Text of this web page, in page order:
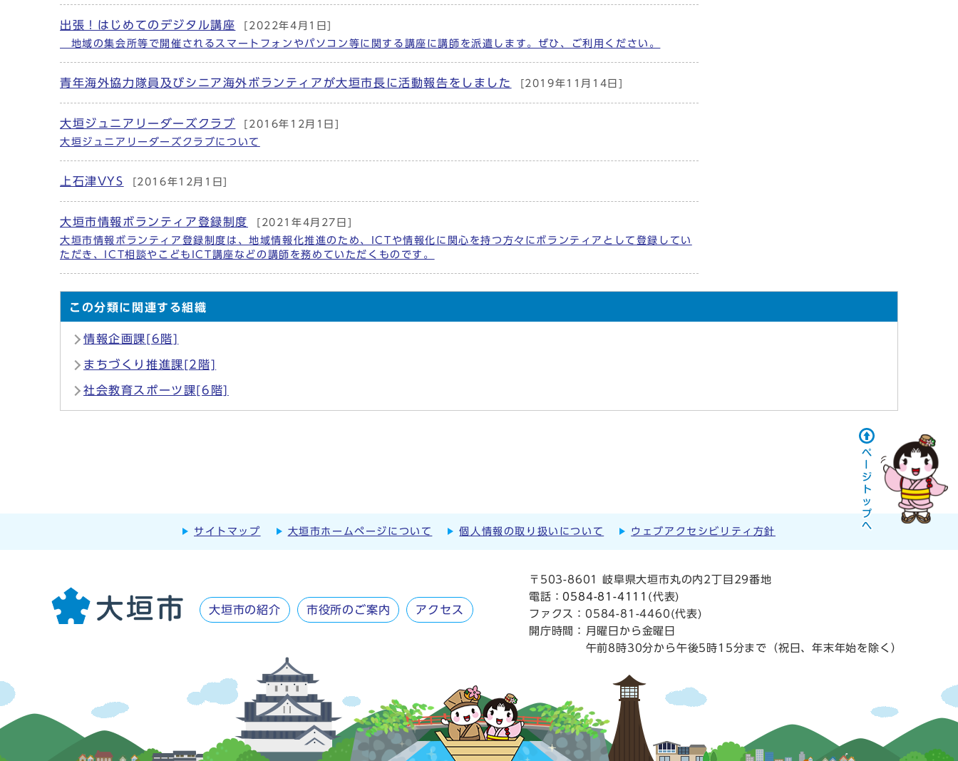
出張！はじめてのデジタル講座
[2022年4月1日]
地域の集会所等で開催されるスマートフォンやパソコン等に関する講座に講師を派遣します。ぜひ、ご利用ください。
青年海外協力隊員及びシニア海外ボランティアが大垣市長に活動報告をしました [2019年11月14日]
大垣ジュニアリーダーズクラブ
[2016年12月1日]
大垣ジュニアリーダーズクラブについて
上石津VYS [2016年12月1日]
大垣市情報ボランティア登録制度
[2021年4月27日]
大垣市情報ボランティア登録制度は、地域情報化推進のため、ICTや情報化に関心を持つ方々にボランティアとして登録してい
ただき、ICT相談やこどもICT講座などの講師を務めていただくものです。
この分類に関連する組織
情報企画課[6階]
まちづくり推進課[2階]
社会教育スポーツ課[6階]
サイトマップ 大垣市ホームページについて 個人情報の取り扱いについて ウェブアクセシビリティ方針
大垣市の紹介 市役所のご案内 アクセス
〒503-8601 岐阜県大垣市丸の内2丁目29番地
電話：0584-81-4111 (代表)
ファクス：0584-81-4460(代表)
開庁時間： 月曜日から金曜日
午前8時30分から午後5時15分まで（祝日、年末年始を除く）